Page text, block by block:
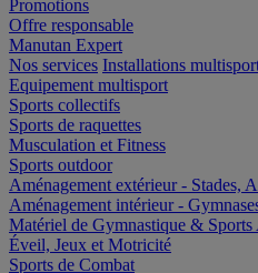
Promotions
Offre responsable
Manutan Expert
Nos services Installations
Equipement multisport
Sports collectifs
Sports de raquettes
Musculation et Fitness
Sports outdoor
Aménagement extérieur - Stades,
Aménagement intérieur -
Matériel de Gymnastique & Sports
Éveil, Jeux et Motricité
Sports de Combat